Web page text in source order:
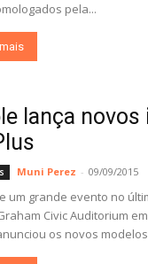
pela...
lança novos
Muni Perez - 09/09/2015
um grande evento no
Civic Auditorium
os novos